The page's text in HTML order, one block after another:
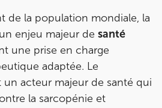
de la population mondiale, la
enjeu majeur de santé
une prise en charge
adaptée. Le
un acteur majeur de santé qui
la sarcopénie et
75006 Paris
75006 Paris